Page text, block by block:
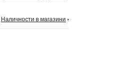
Наличности в магазини